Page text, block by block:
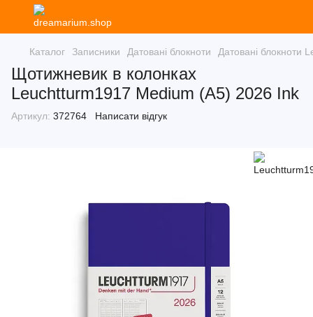
Каталог Записники Датовані блокноти Датовані блокноти
Щотижневик в колонках
Leuchtturm1917 Medium (A5) 2026 Ink
Артикул: 372764 Написати відгук